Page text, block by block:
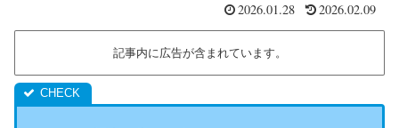
2026.01.28 2026.02.09
記事内に広告が含まれています。